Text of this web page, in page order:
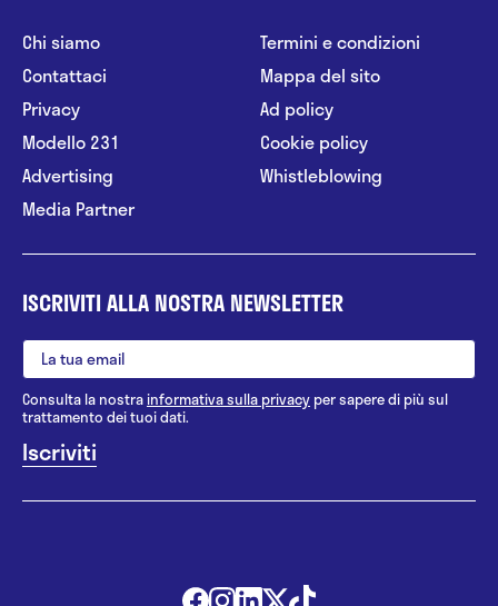
Chi siamo
Contattaci
Privacy
Modello 231
Advertising
Media Partner
Termini e condizioni
Mappa del sito
Ad policy
Cookie policy
Whistleblowing
ISCRIVITI ALLA NOSTRA NEWSLETTER
Consulta la nostrainformativa sulla privacy per sapere di più sul
trattamento dei tuoi dati.